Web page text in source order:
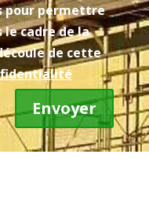
pour permettre
le cadre de la
de cette
Envoyer